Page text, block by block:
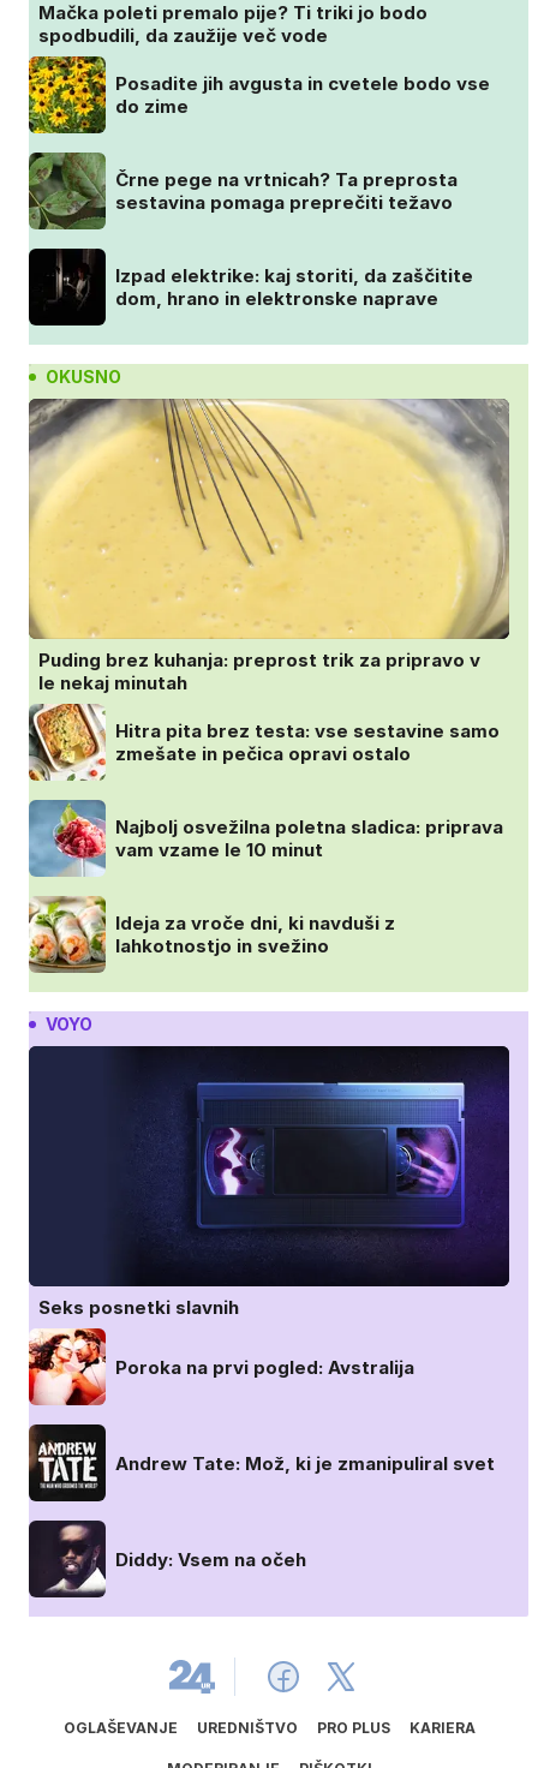
Mačka poleti premalo pije? Ti triki jo bodo
spodbudili, da zaužije več vode
Posadite jih avgusta in cvetele bodo vse
do zime
Črne pege na vrtnicah? Ta preprosta
sestavina pomaga preprečiti težavo
Izpad elektrike: kaj storiti, da zaščitite
dom, hrano in elektronske naprave
OKUSNO
Puding brez kuhanja: preprost trik za pripravo v
le nekaj minutah
Hitra pita brez testa: vse sestavine samo
zmešate in pečica opravi ostalo
Najbolj osvežilna poletna sladica: priprava
vam vzame le 10 minut
Ideja za vroče dni, ki navduši z
lahkotnostjo in svežino
VOYO
Seks posnetki slavnih
Poroka na prvi pogled: Avstralija
Andrew Tate: Mož, ki je zmanipuliral svet
Diddy: Vsem na očeh
OGLAŠEVANJE UREDNIŠTVO PRO PLUS KARIERA